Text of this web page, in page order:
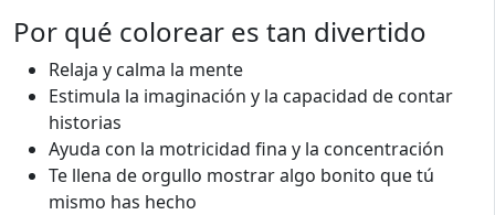
Por qué colorear es tan divertido
Relaja y calma la mente
Estimula la imaginación y la capacidad de contar
historias
Ayuda con la motricidad fina y la concentración
Te llena de orgullo mostrar algo bonito que tú
mismo has hecho